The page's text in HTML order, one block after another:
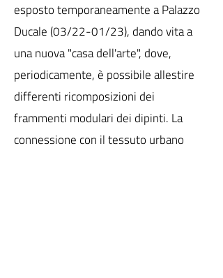
esposto temporaneamente a Palazzo
Ducale (03/22-01/23), dando vita a
una nuova "casa dell'arte", dove,
periodicamente, è possibile allestire
differenti ricomposizioni dei
frammenti modulari dei dipinti. La
connessione con il tessuto urbano